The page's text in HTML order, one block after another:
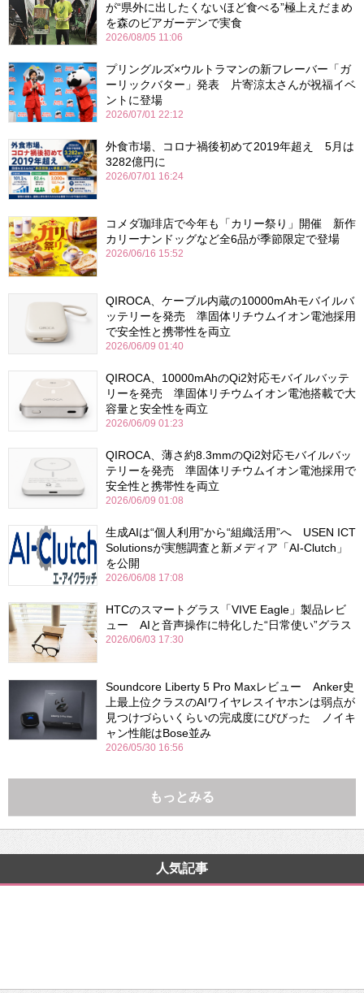
が“県外に出したくないほど食べる”極上えだまめ
を森のビアガーデンで実食
2026/08/05 11:06
プリングルズ×ウルトラマンの新フレーバー「ガ
ーリックバター」発表 片寄涼太さんが祝福イベ
ントに登場
2026/07/01 22:12
外食市場、コロナ禍後初めて2019年超え 5月は
3282億円に
2026/07/01 16:24
コメダ珈琲店で今年も「カリー祭り」開催 新作
カリーナンドッグなど全6品が季節限定で登場
2026/06/16 15:52
QIROCA、ケーブル内蔵の10000mAhモバイルバ
ッテリーを発売 準固体リチウムイオン電池採用
で安全性と携帯性を両立
2026/06/09 01:40
QIROCA、10000mAhのQi2対応モバイルバッテ
リーを発売 準固体リチウムイオン電池搭載で大
容量と安全性を両立
2026/06/09 01:23
QIROCA、薄さ約8.3mmのQi2対応モバイルバッ
テリーを発売 準固体リチウムイオン電池採用で
安全性と携帯性を両立
2026/06/09 01:08
生成AIは“個人利用”から“組織活用”へ USEN ICT
Solutionsが実態調査と新メディア「AI-Clutch」
を公開
2026/06/08 17:08
HTCのスマートグラス「VIVE Eagle」製品レビ
ュー AIと音声操作に特化した“日常使い”グラス
2026/06/03 17:30
Soundcore Liberty 5 Pro Maxレビュー Anker史
上最上位クラスのAIワイヤレスイヤホンは弱点が
見つけづらいくらいの完成度にびびった ノイキ
ャン性能はBose並み
2026/05/30 16:56
もっとみる
人気記事